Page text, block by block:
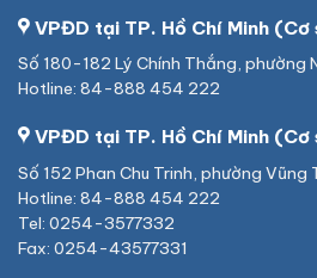
VPĐD tại TP. Hồ Chí Minh (Cơ
Số 180-182 Lý Chính Thắng, phường
Hotline: 84-888 454 222
VPĐD tại TP. Hồ Chí Minh (Cơ
Số 152 Phan Chu Trinh, phường Vũng
Hotline: 84-888 454 222
Tel: 0254-3577332
Fax: 0254-43577331